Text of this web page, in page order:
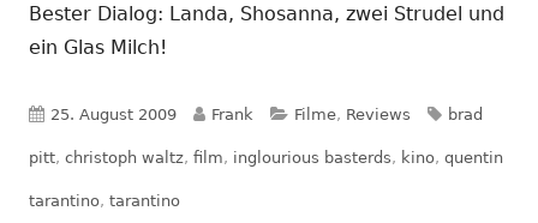
Bester Dialog: Landa, Shosanna, zwei Strudel und
ein Glas Milch!
Veröffentlicht
am
25. August 2009 Autor
Frank Kategorien
Filme, Reviews brad
pitt, christoph waltz, film, inglourious basterds, kino, quentin
tarantino, tarantino